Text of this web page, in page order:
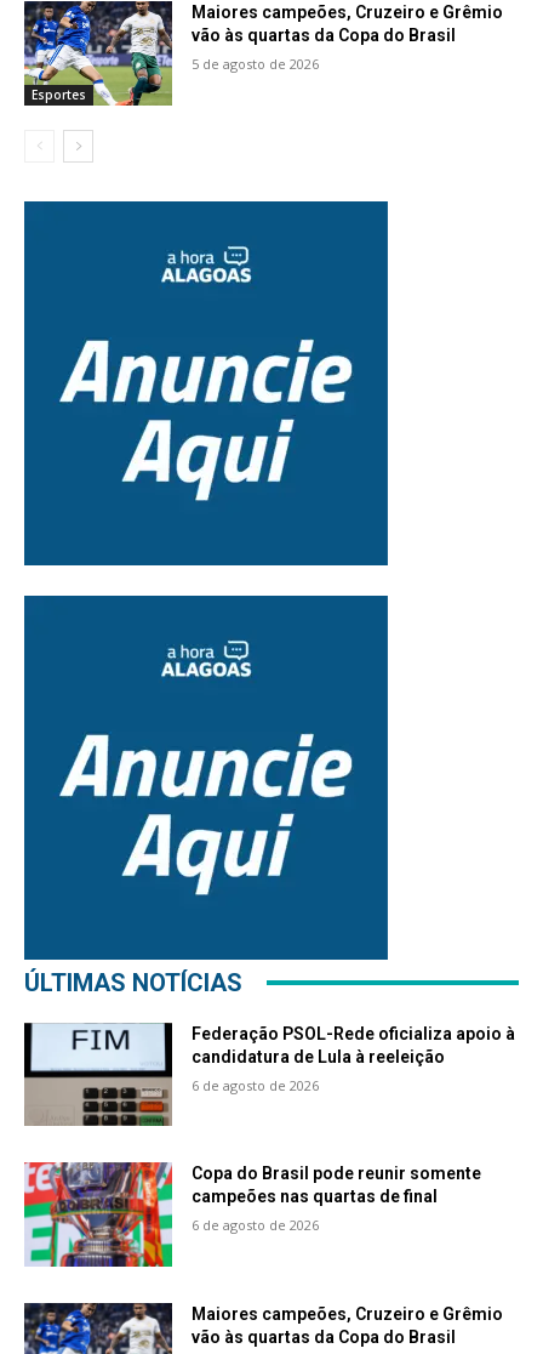
Esportes
Maiores campeões, Cruzeiro e Grêmio
vão às quartas da Copa do Brasil
5 de agosto de 2026
ÚLTIMAS NOTÍCIAS
Federação PSOL-Rede oficializa apoio à
candidatura de Lula à reeleição
6 de agosto de 2026
Copa do Brasil pode reunir somente
campeões nas quartas de final
6 de agosto de 2026
Maiores campeões, Cruzeiro e Grêmio
vão às quartas da Copa do Brasil